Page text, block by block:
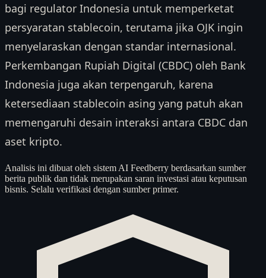
bagi regulator Indonesia untuk memperketat
persyaratan stablecoin, terutama jika OJK ingin
menyelaraskan dengan standar internasional.
Perkembangan Rupiah Digital (CBDC) oleh Bank
Indonesia juga akan terpengaruh, karena
ketersediaan stablecoin asing yang patuh akan
memengaruhi desain interaksi antara CBDC dan
aset kripto.
Analisis ini dibuat oleh sistem AI Feedberry berdasarkan sumber
berita publik dan tidak merupakan saran investasi atau keputusan
bisnis. Selalu verifikasi dengan sumber primer.